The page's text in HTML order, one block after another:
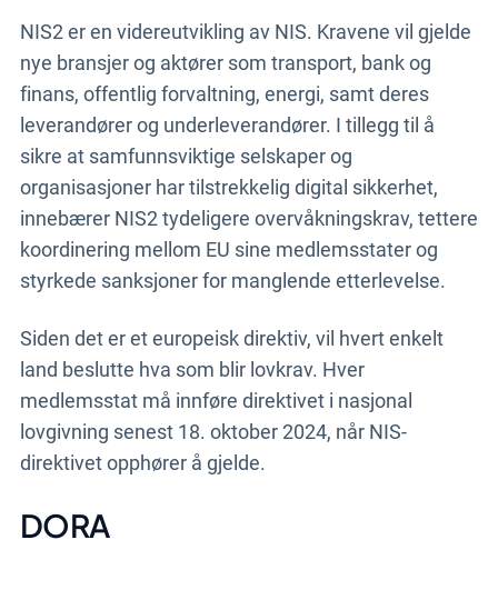
NIS2 er en videreutvikling av NIS. Kravene vil gjelde
nye bransjer og aktører som transport, bank og
finans, offentlig forvaltning, energi, samt deres
leverandører og underleverandører. I tillegg til å
sikre at samfunnsviktige selskaper og
organisasjoner har tilstrekkelig digital sikkerhet,
innebærer NIS2 tydeligere overvåkningskrav, tettere
koordinering mellom EU sine medlemsstater og
styrkede sanksjoner for manglende etterlevelse.
Siden det er et europeisk direktiv, vil hvert enkelt
land beslutte hva som blir lovkrav. Hver
medlemsstat må innføre direktivet i nasjonal
lovgivning senest 18. oktober 2024, når NIS-
direktivet opphører å gjelde.
DORA